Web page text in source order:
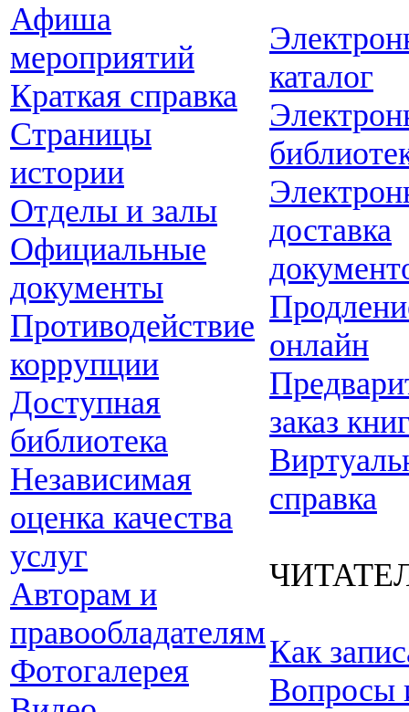
Афиша
мероприятий
Краткая справка
Страницы
истории
Отделы и залы
Официальные
документы
Противодействие
коррупции
Доступная
библиотека
Независимая
оценка качества
услуг
Авторам и
правообладателям
Фотогалерея
каталог
доставка
онлайн
заказ
справка
Как
Вопросы